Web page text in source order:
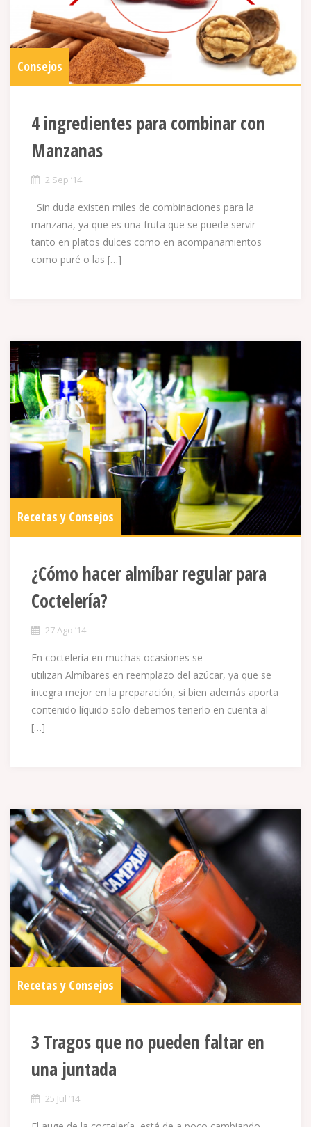
Consejos
4 ingredientes para combinar con
Manzanas
2 Sep ’14
Sin duda existen miles de combinaciones para la
manzana, ya que es una fruta que se puede servir
tanto en platos dulces como en acompañamientos
como puré o las […]
Recetas y Consejos
¿Cómo hacer almíbar regular para
Coctelería?
27 Ago ’14
En coctelería en muchas ocasiones se
utilizan Almíbares en reemplazo del azúcar, ya que se
integra mejor en la preparación, si bien además aporta
contenido líquido solo debemos tenerlo en cuenta al
[…]
Recetas y Consejos
3 Tragos que no pueden faltar en
una juntada
25 Jul ’14